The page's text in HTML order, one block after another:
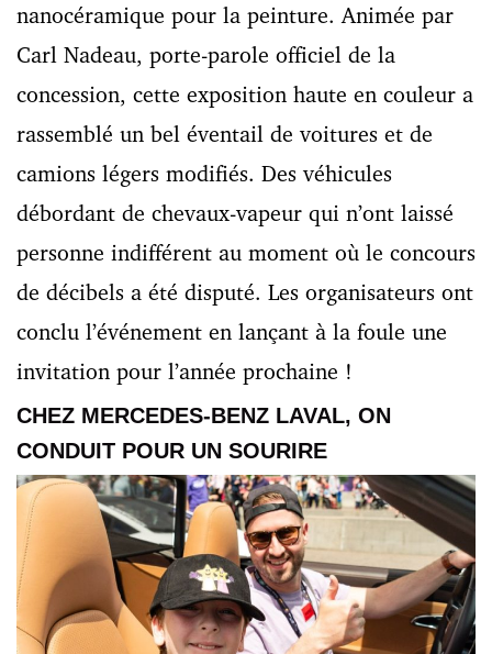
nanocéramique pour la peinture. Animée par
Carl Nadeau, porte-parole officiel de la
concession, cette exposition haute en couleur a
rassemblé un bel éventail de voitures et de
camions légers modifiés. Des véhicules
débordant de chevaux-vapeur qui n’ont laissé
personne indifférent au moment où le concours
de décibels a été disputé. Les organisateurs ont
conclu l’événement en lançant à la foule une
invitation pour l’année prochaine !
CHEZ MERCEDES-BENZ LAVAL, ON
CONDUIT POUR UN SOURIRE